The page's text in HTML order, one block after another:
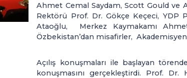
Ahmet Cemal Saydam, Scott Gould ve
Rektörü Prof. Dr. Gökçe Keçeci, YDP
Ataoğlu, Merkez Kaymakamı
Özbekistan’dan misafirler,
Açılış konuşmaları ile başlayan
konuşmasını gerçekleştirdi. Prof. Dr.